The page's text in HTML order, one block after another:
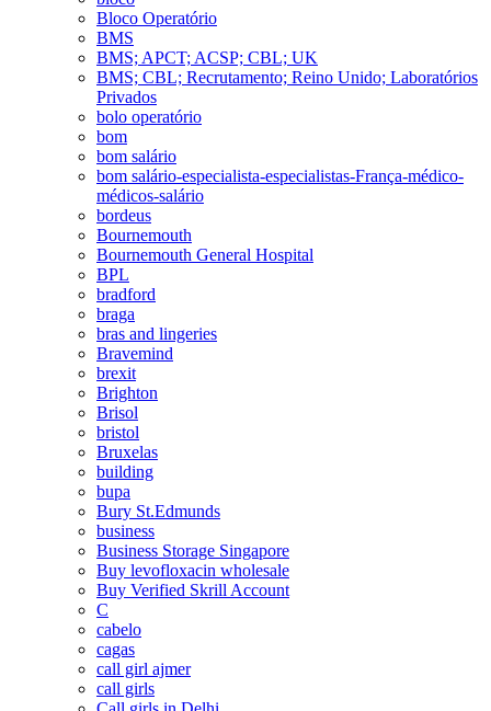
Bloco Operatório
BMS
BMS; APCT; ACSP; CBL; UK
BMS; CBL; Recrutamento; Reino Unido; Laboratórios
Privados
bolo operatório
bom
bom salário
bom salário-especialista-especialistas-França-médico-
médicos-salário
bordeus
Bournemouth
Bournemouth General Hospital
BPL
bradford
braga
bras and lingeries
Bravemind
brexit
Brighton
Brisol
bristol
Bruxelas
building
bupa
Bury St.Edmunds
business
Business Storage Singapore
Buy levofloxacin wholesale
Buy Verified Skrill Account
C
cabelo
cagas
call girl ajmer
call girls